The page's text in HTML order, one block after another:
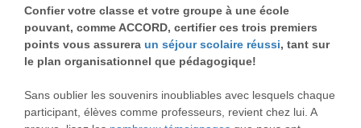
Confier votre classe et votre groupe à une école
pouvant, comme ACCORD, certifier ces trois premiers
points vous assurera un séjour scolaire réussi, tant sur
le plan organisationnel que pédagogique!
Sans oublier les souvenirs inoubliables avec lesquels chaque
participant, élèves comme professeurs, revient chez lui. A